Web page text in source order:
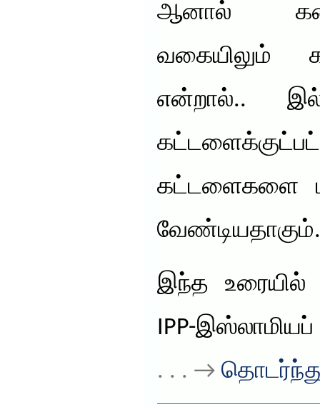
ஆனால்
வகையிலும்
என்றால்..
கட்டளைகளை
வேண்டியதாகும்.
இந்த
IPP-
. . . →